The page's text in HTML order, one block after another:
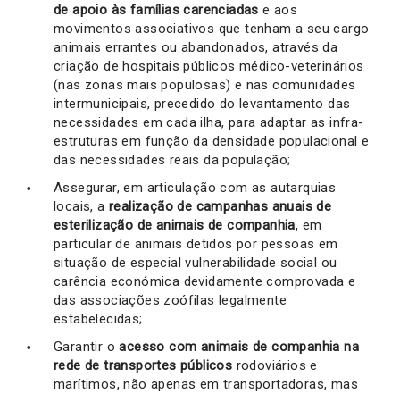
de apoio às famílias carenciadas e aos
movimentos associativos que tenham a seu cargo
animais errantes ou abandonados, através da
criação de hospitais públicos médico-veterinários
(nas zonas mais populosas) e nas comunidades
intermunicipais, precedido do levantamento das
necessidades em cada ilha, para adaptar as infra-
estruturas em função da densidade populacional e
das necessidades reais da população;
Assegurar, em articulação com as autarquias
locais, arealização de campanhas anuais de
esterilização de animais de companhia, em
particular de animais detidos por pessoas em
situação de especial vulnerabilidade social ou
carência económica devidamente comprovada e
das associações zoófilas legalmente
estabelecidas;
Garantir oacesso com animais de companhia na
rede de transportes públicos rodoviários e
marítimos, não apenas em transportadoras, mas